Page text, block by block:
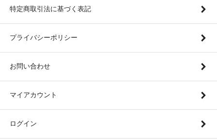
特定商取引法に基づく表記
プライバシーポリシー
お問い合わせ
マイアカウント
ログイン